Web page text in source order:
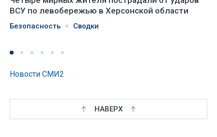
ВСУ по левобережью в Херсонской области
Безопасность Сводки
Новости СМИ2
НАВЕРХ